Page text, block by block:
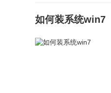
如何装系统win7